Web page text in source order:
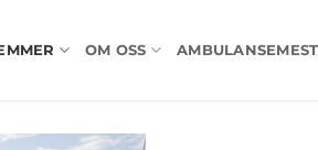
OM OSS